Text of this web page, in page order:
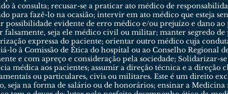
à consulta; recusar-se a praticar ato médico de
para fazê-lo na ocasião; intervir em ato médico que esteja
possibilidade evidente de erro médico e/ou prejuízo e dano
falsamente, seja ele médico civil ou militar; manter segredo
expressa do paciente; orientar outro médico cuja
lo à Comissão de Ética do hospital ou ao Conselho Regional
e com apreço e consideração pela sociedade; Solidarizar-
médica aos pacientes; assumir a direção técnica e a direção
ou particulares, civis ou militares. Este é um direito
seja na forma de salário ou de honorários; ensinar a